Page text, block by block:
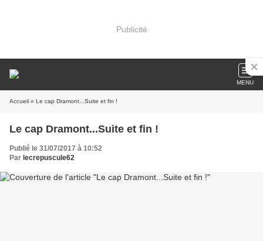
Publicité
MENU
Accueil » Le cap Dramont...Suite et fin !
Le cap Dramont...Suite et fin !
Publié le 31/07/2017 à 10:52
Par lecrepuscule62